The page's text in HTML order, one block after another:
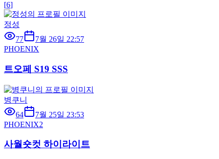
[6]
정성
77
7월 26일 22:57
PHOENIX
트오페 S19 SSS
병쿠니
64
7월 25일 23:53
PHOENIX2
사월숏컷 하이라이트